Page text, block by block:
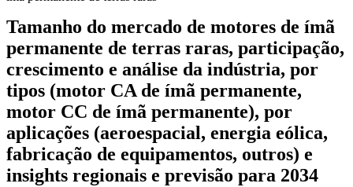
Tamanho do mercado de motores de ímã
permanente de terras raras, participação,
crescimento e análise da indústria, por
tipos (motor CA de ímã permanente,
motor CC de ímã permanente), por
aplicações (aeroespacial, energia eólica,
fabricação de equipamentos, outros) e
insights regionais e previsão para 2034